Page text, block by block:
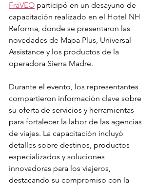
FraVEO participó en un desayuno de
capacitación realizado en el Hotel NH
Reforma, donde se presentaron las
novedades de Mapa Plus, Universal
Assistance y los productos de la
operadora Sierra Madre.
Durante el evento, los representantes
compartieron información clave sobre
su oferta de servicios y herramientas
para fortalecer la labor de las agencias
de viajes. La capacitación incluyó
detalles sobre destinos, productos
especializados y soluciones
innovadoras para los viajeros,
destacando su compromiso con la